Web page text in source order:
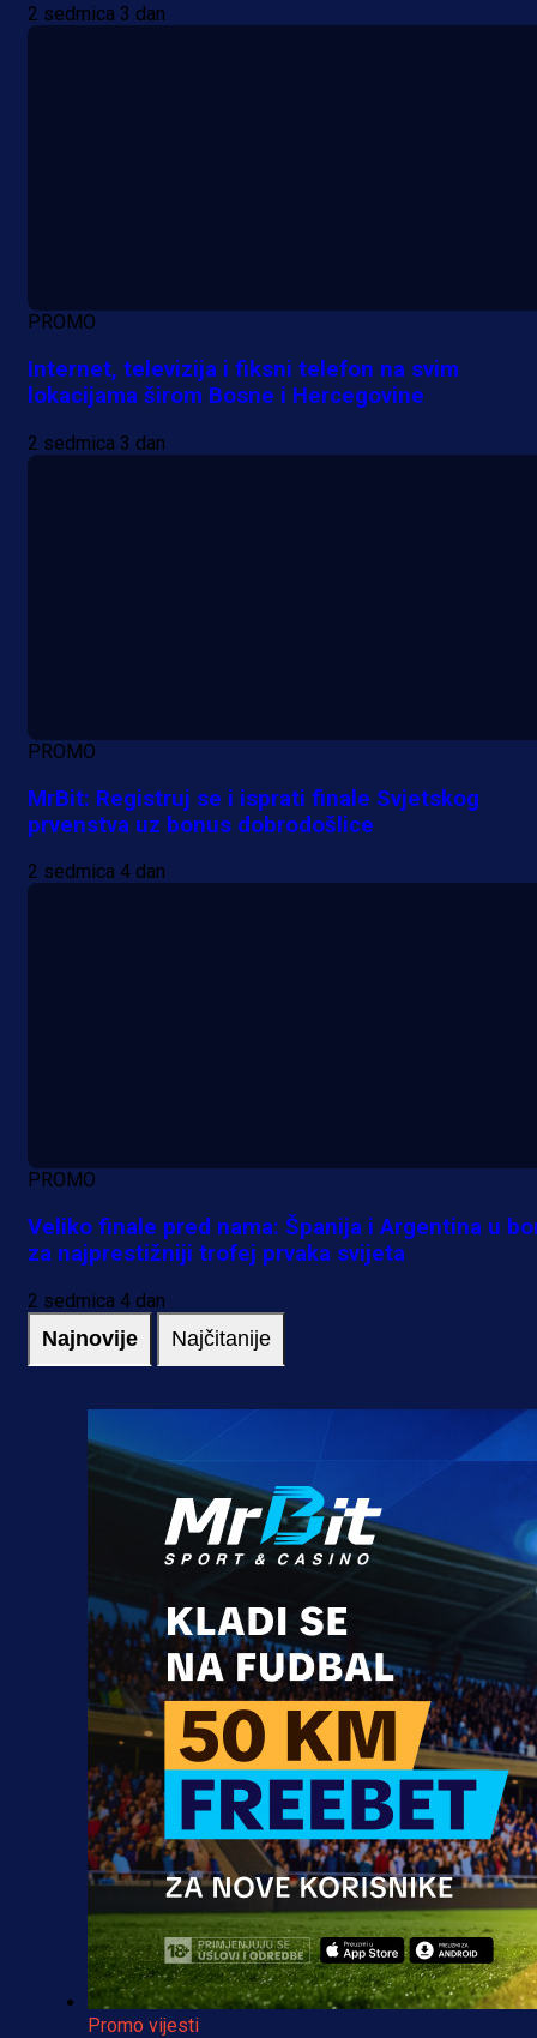
2 sedmica 3 dan
PROMO
Internet, televizija i fiksni telefon na svim
lokacijama širom Bosne i Hercegovine
2 sedmica 3 dan
PROMO
MrBit: Registruj se i isprati finale Svjetskog
prvenstva uz bonus dobrodošlice
2 sedmica 4 dan
PROMO
Veliko finale pred nama: Španija i Argentina u
za najprestižniji trofej prvaka svijeta
2 sedmica 4 dan
Najnovije Najčitanije
Promo vijesti